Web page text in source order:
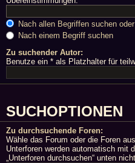
Nach allen Begriffen suchen
Nach einem Begriff suchen
Zu suchender Autor:
Benutze ein * als Platzhalter für
SUCHOPTIONEN
Zu durchsuchende Foren:
Wähle das Forum oder die Foren
Unterforen werden automatisch mit
„Unterforen durchsuchen“ unten